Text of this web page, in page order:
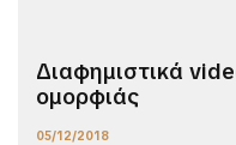
Διαφημιστικά
ομορφιάς
05/12/2018